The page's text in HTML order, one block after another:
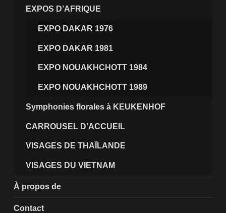
EXPOS D’AFRIQUE
EXPO DAKAR 1976
EXPO DAKAR 1981
EXPO NOUAKHCHOTT 1984
EXPO NOUAKHCHOTT 1989
Symphonies florales à KEUKENHOF
CARROUSEL D’ACCUEIL
VISAGES DE THAÏLANDE
VISAGES DU VIETNAM
À propos de
Contact